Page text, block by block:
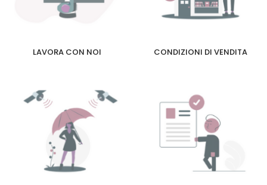
LAVORA CON NOI CONDIZIONI DI VENDITA